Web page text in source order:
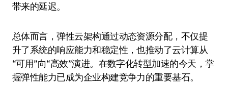
带来的延迟。
总体而言，弹性云架构通过动态资源分配，不仅提
升了系统的响应能力和稳定性，也推动了云计算从
“可用”向“高效”演进。在数字化转型加速的今天，掌
握弹性能力已成为企业构建竞争力的重要基石。